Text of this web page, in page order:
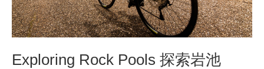
Exploring Rock Pools 探索岩池